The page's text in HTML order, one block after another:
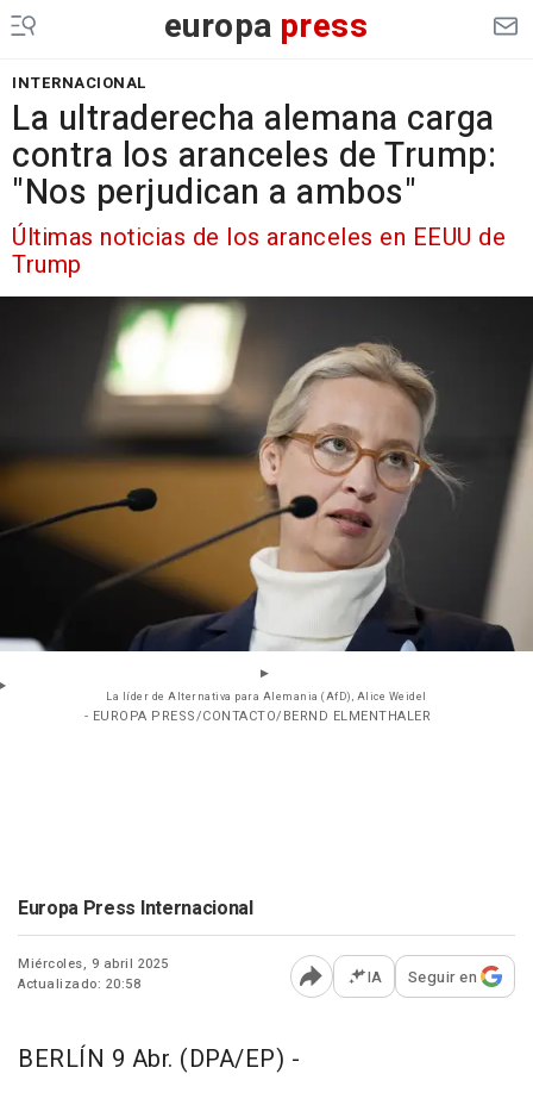
europa press
INTERNACIONAL
La ultraderecha alemana carga
contra los aranceles de Trump:
"Nos perjudican a ambos"
Últimas noticias de los aranceles en EEUU de
Trump
La líder de Alternativa para Alemania (AfD), Alice Weidel
- EUROPA PRESS/CONTACTO/BERND ELMENTHALER
Europa Press Internacional
Miércoles, 9 abril 2025
Actualizado: 20:58
Abrir opciones para
IA Seguir en
BERLÍN 9 Abr. (DPA/EP) -